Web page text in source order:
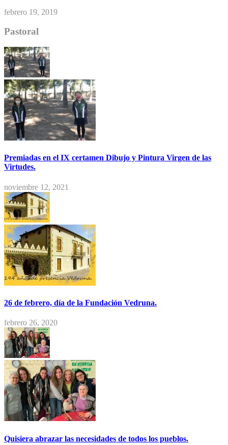
febrero 19, 2019
Pastoral
Premiadas en el IX certamen Dibujo y Pintura Virgen de las
Virtudes.
noviembre 12, 2021
26 de febrero, día de la Fundación Vedruna.
febrero 26, 2020
Quisiera abrazar las necesidades de todos los pueblos.